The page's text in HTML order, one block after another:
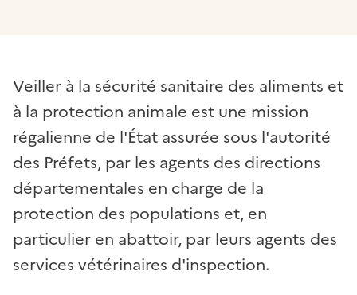
Veiller à la sécurité sanitaire des aliments et
à la protection animale est une mission
régalienne de l'État assurée sous l'autorité
des Préfets, par les agents des directions
départementales en charge de la
protection des populations et, en
particulier en abattoir, par leurs agents des
services vétérinaires d'inspection.